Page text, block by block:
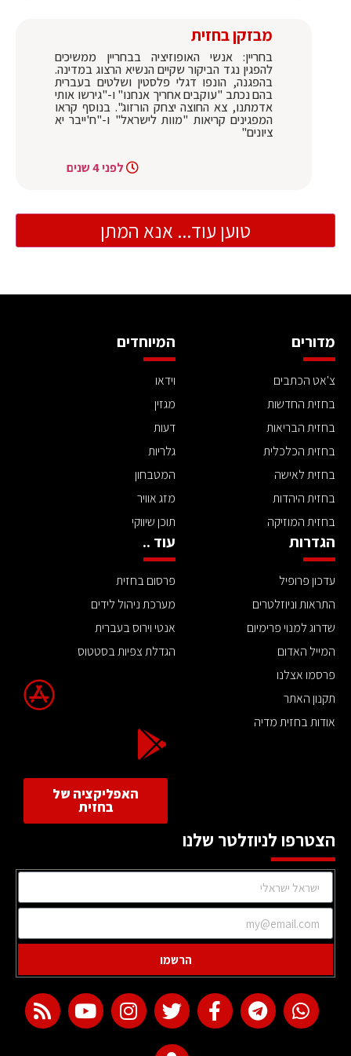
מבזקן בחזית
בחריין: אנשי האופוזיציה בבחריין ממשיכים
להפגין נגד הביקור שקיים הנשיא הרצוג במדינה.
בהפגנה, הונפו דגלי פלסטין ושלטים בעברית
בהם נכתב "עוקבים אחריך אנחנו" ו-"גירשו אותי
אדמתנו, צא החוצה יצחק הורזוג". בנוסף קראו
המפגינים קריאות "מוות לישראל" ו-"ח'ייבר יא
ציונים"
לפני 4 שנים
טוען עוד... אנא המתן
מדורים
צ'אט הכתבים
בחזית החדשות
בחזית הבריאות
בחזית הכלכלית
בחזית לאישה
בחזית היהדות
בחזית המוזיקה
המיוחדים
וידאו
מגזין
דעות
גלריות
המטבחון
מזג אוויר
תוכן שיווקי
הגדרות
עדכון פרופיל
התראות וניוזלטרים
שדרוג למנוי פרימיום
המייל האדום
פרסמו אצלנו
תקנון האתר
אודות בחזית מדיה
עוד ..
פרסום בחזית
מערכת ניהול לידים
אנטי וירוס בעברית
הגדלת צפיות בסטטוס
האפליקציה של
בחזית
הצטרפו לניוזלטר שלנו
הרשמו